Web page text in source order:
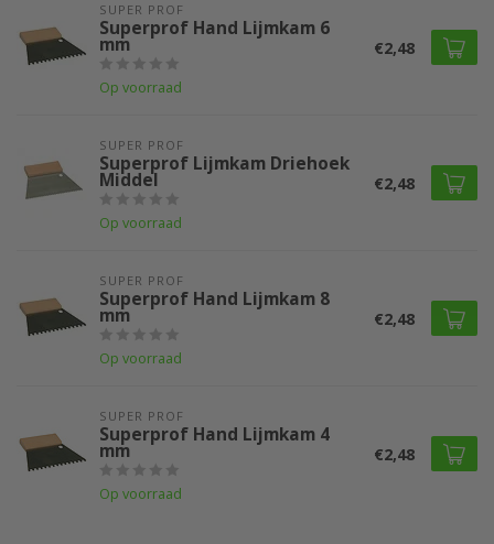
SUPER PROF
Superprof Hand Lijmkam 6
mm
Op voorraad
€2,48
SUPER PROF
Superprof Lijmkam Driehoek
Middel
Op voorraad
€2,48
SUPER PROF
Superprof Hand Lijmkam 8
mm
Op voorraad
€2,48
SUPER PROF
Superprof Hand Lijmkam 4
mm
Op voorraad
€2,48